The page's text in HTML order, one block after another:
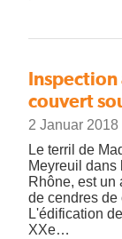
Inspection
couvert
2 Januar 2018
Le terril de
Meyreuil dans
Rhône, est un
de cendres de
L'édification
XXe…